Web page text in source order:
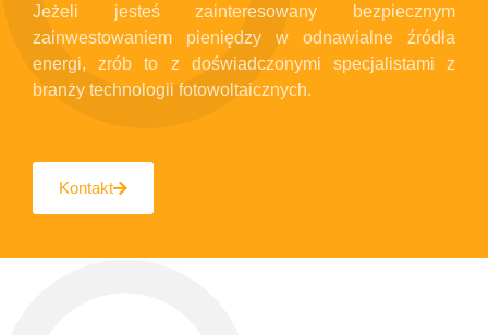
Jeżeli jesteś zainteresowany bezpiecznym
zainwestowaniem pieniędzy w odnawialne źródła
energi, zrób to z doświadczonymi specjalistami z
branży technologii fotowoltaicznych.
Kontakt